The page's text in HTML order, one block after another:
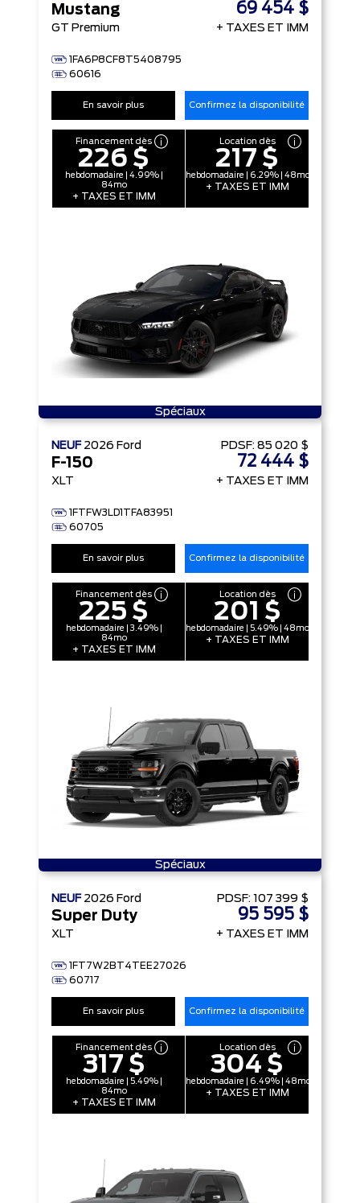
Mustang
GT Premium
1FA6P8CF8T5408795
60616
69 454 $
+ TAXES ET IMM
En savoir plus Confirmez la disponibilité
Financement dès
226 $
hebdomadaire | 4.99% |
84mo
+ TAXES ET IMM
Location dès
217 $
hebdomadaire | 6.29% | 48mo
+ TAXES ET IMM
Spéciaux
NEUF 2026 Ford
F-150
XLT
1FTFW3LD1TFA83951
60705
PDSF: 85 020 $
72 444 $
+ TAXES ET IMM
En savoir plus Confirmez la disponibilité
Financement dès
225 $
hebdomadaire | 3.49% |
84mo
+ TAXES ET IMM
Location dès
201 $
hebdomadaire | 5.49% | 48mo
+ TAXES ET IMM
Spéciaux
NEUF 2026 Ford
Super Duty
XLT
1FT7W2BT4TEE27026
60717
PDSF: 107 399 $
95 595 $
+ TAXES ET IMM
En savoir plus Confirmez la disponibilité
Financement dès
317 $
hebdomadaire | 5.49% |
84mo
+ TAXES ET IMM
Location dès
304 $
hebdomadaire | 6.49% | 48mo
+ TAXES ET IMM